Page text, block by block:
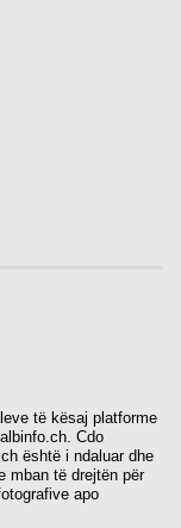
të kësaj platforme
Cdo
është i ndaluar dhe
mban të drejtën për
apo